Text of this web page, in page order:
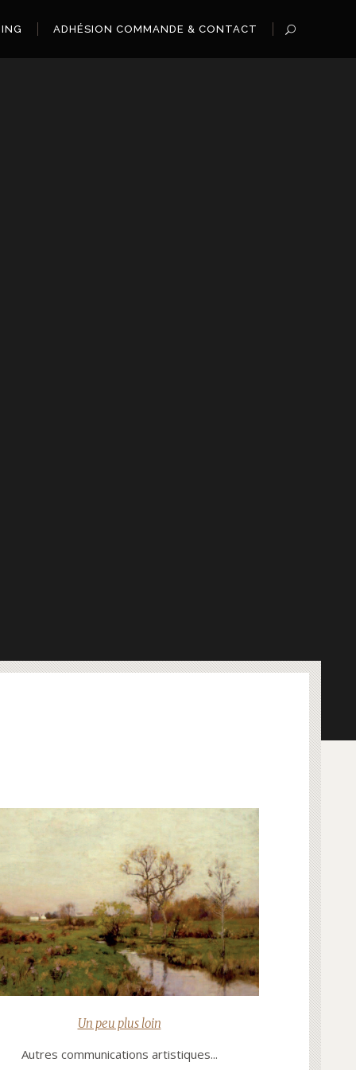
ADHÉSION COMMANDE & CONTACT
Un peu plus loin
Autres communications artistiques...